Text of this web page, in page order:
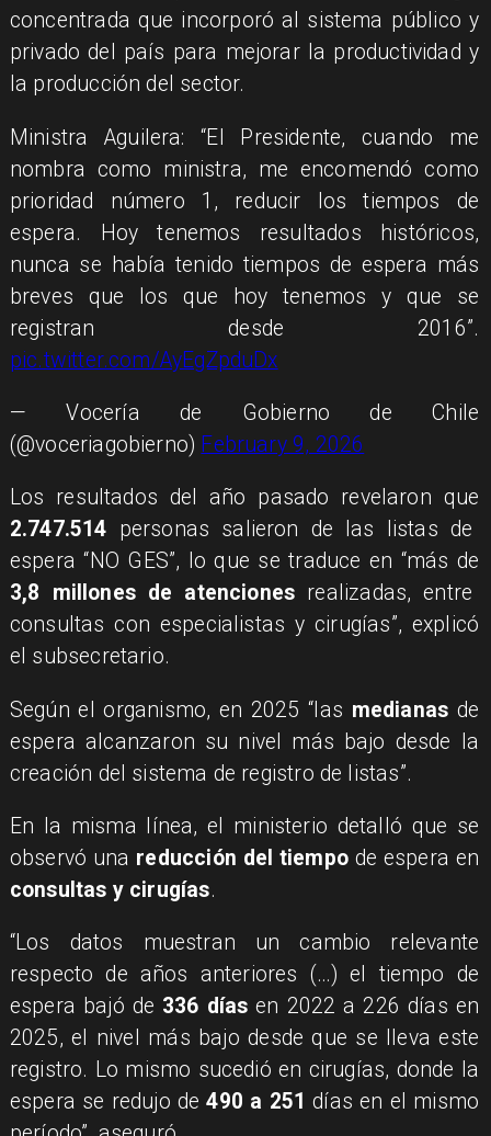
concentrada que incorporó al sistema público y
privado del país para mejorar la productividad y
la producción del sector.
Ministra Aguilera: “El Presidente, cuando me
nombra como ministra, me encomendó como
prioridad número 1, reducir los tiempos de
espera. Hoy tenemos resultados históricos,
nunca se había tenido tiempos de espera más
breves que los que hoy tenemos y que se
registran desde 2016”.
pic.twitter.com/AyEgZpduDx
— Vocería de Gobierno de Chile
(@voceriagobierno) February 9, 2026
Los resultados del año pasado revelaron que
2.747.514 personas salieron de las listas de
espera “NO GES”, lo que se traduce en “más de
3,8 millones de atenciones realizadas, entre
consultas con especialistas y cirugías”, explicó
el subsecretario.
Según el organismo, en 2025 “las medianas de
espera alcanzaron su nivel más bajo desde la
creación del sistema de registro de listas”.
En la misma línea, el ministerio detalló que se
observó una reducción del tiempo de espera en
consultas y cirugías.
“Los datos muestran un cambio relevante
respecto de años anteriores (…) el tiempo de
espera bajó de 336 días en 2022 a 226 días en
2025, el nivel más bajo desde que se lleva este
registro. Lo mismo sucedió en cirugías, donde la
espera se redujo de 490 a 251 días en el mismo